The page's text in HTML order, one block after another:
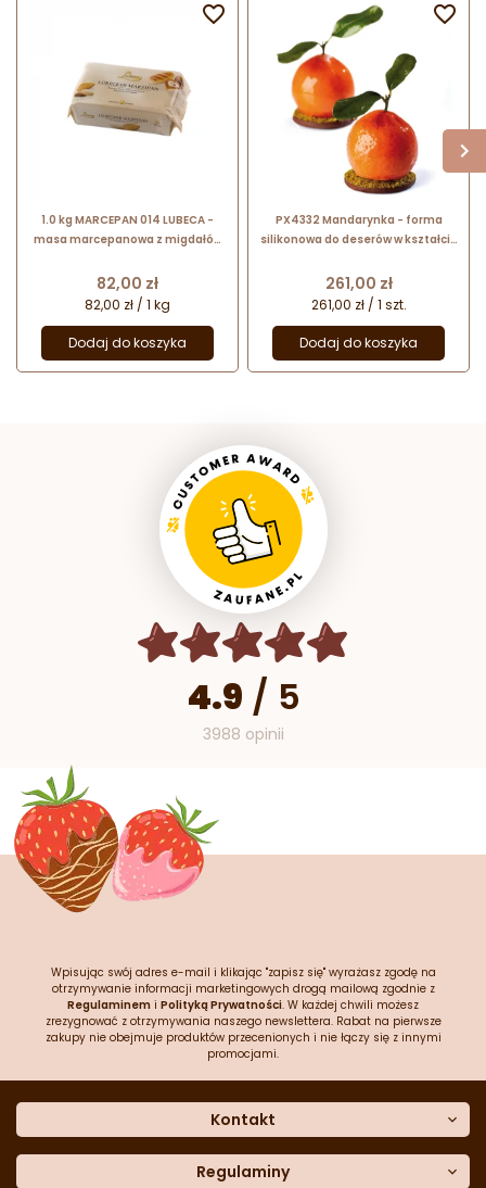
1.0 kg MARCEPAN 014 LUBECA -
masa marcepanowa z migdałów
Cena
82,00 zł
82,00 zł / 1 kg
Dodaj do koszyka

PX4332 Mandarynka - forma
silikonowa do deserów w kształcie
90 ml x 20 porcji
Cena
261,00 zł
261,00 zł / 1 szt.
Dodaj do koszyka

4.9 / 5
3988 opinii
Wpisując swój adres e-mail i klikając "zapisz się" wyrażasz zgodę na
otrzymywanie informacji marketingowych drogą mailową zgodnie z
Regulaminem i Polityką Prywatności. W każdej chwili możesz
zrezygnować z otrzymywania naszego newslettera. Rabat na pierwsze
zakupy nie obejmuje produktów przecenionych i nie łączy się z innymi
promocjami.
Kontakt
Dane kontaktowe
Regulaminy